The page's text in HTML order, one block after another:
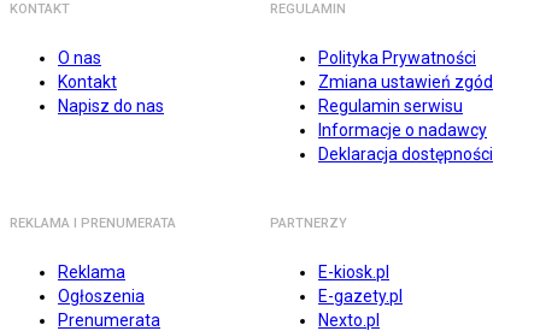
KONTAKT
O nas
Kontakt
Napisz do nas
REGULAMIN
Polityka Prywatności
Zmiana ustawień zgód
Regulamin serwisu
Informacje o nadawcy
Deklaracja dostępności
REKLAMA I PRENUMERATA
Reklama
Ogłoszenia
Prenumerata
PARTNERZY
E-kiosk.pl
E-gazety.pl
Nexto.pl